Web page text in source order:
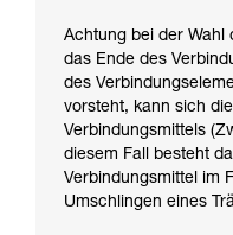
Achtung bei der Wahl
das Ende des
des
vorsteht, kann sich
Verbindungsmittels
diesem Fall besteht
Verbindungsmittel im
Umschlingen eines